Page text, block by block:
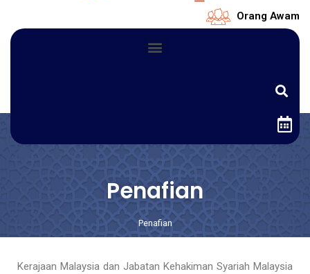
Orang Awam
Penafian
Penafian
Kerajaan Malaysia dan Jabatan Kehakiman Syariah Malaysia